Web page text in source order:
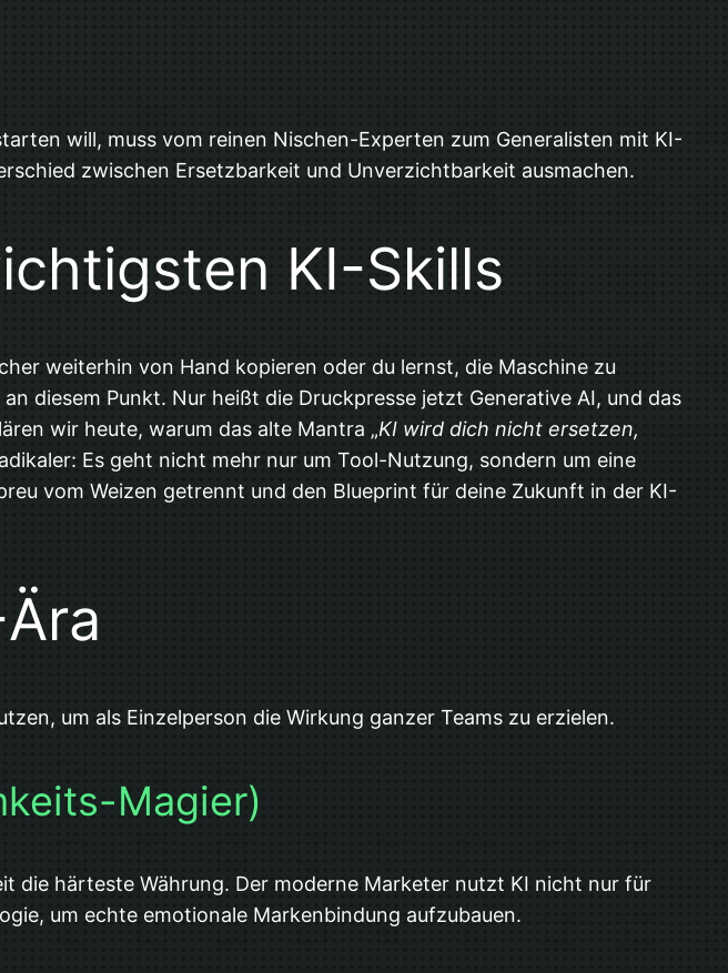
will, muss vom reinen Nischen-Experten zum Generalisten mit KI-
zwischen Ersetzbarkeit und Unverzichtbarkeit ausmachen.
KI-Skills
weiterhin von Hand kopieren oder du lernst, die Maschine zu
diesem Punkt. Nur heißt die Druckpresse jetzt Generative AI, und das
wir heute, warum das alte Mantra „KI wird dich nicht ersetzen,
Es geht nicht mehr nur um Tool-Nutzung, sondern um eine
vom Weizen getrennt und den Blueprint für deine Zukunft in der KI-
um als Einzelperson die Wirkung ganzer Teams zu erzielen.
Magier)
die härteste Währung. Der moderne Marketer nutzt KI nicht nur für
um echte emotionale Markenbindung aufzubauen.